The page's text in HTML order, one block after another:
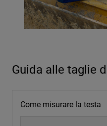
Guida alle taglie
Come misurare la testa